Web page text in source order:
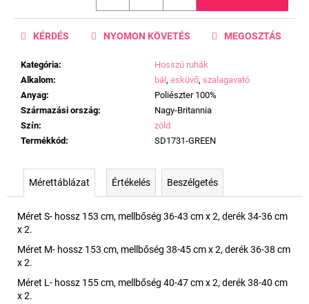
Kategória:
Hosszú ruhák
Alkalom: bál, esküvő, szalagavató
Anyag:
Poliészter 100%
Származási ország:
Nagy-Britannia
Szín:
zöld
Termékkód: SD1731-GREEN
KÉRDÉS NYOMON KÖVETÉS MEGOSZTÁS
Mérettáblázat Értékelés Beszélgetés
Méret S- hossz 153 cm, mellbőség 36-43 cm x 2, derék 34-36 cm
x 2.
Méret M- hossz 153 cm, mellbőség 38-45 cm x 2, derék 36-38 cm
x 2.
Méret L- hossz 155 cm, mellbőség 40-47 cm x 2, derék 38-40 cm
x 2.